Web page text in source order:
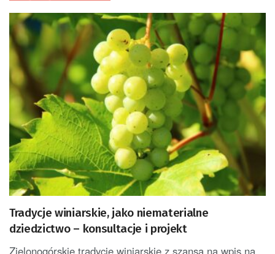
Tradycje winiarskie, jako niematerialne
dziedzictwo – konsultacje i projekt
Zielonogórskie tradycje winiarskie z szansą na wpis na